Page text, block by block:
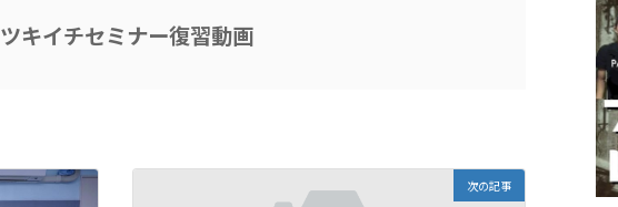
ツキイチセミナー復習動画
次の記事